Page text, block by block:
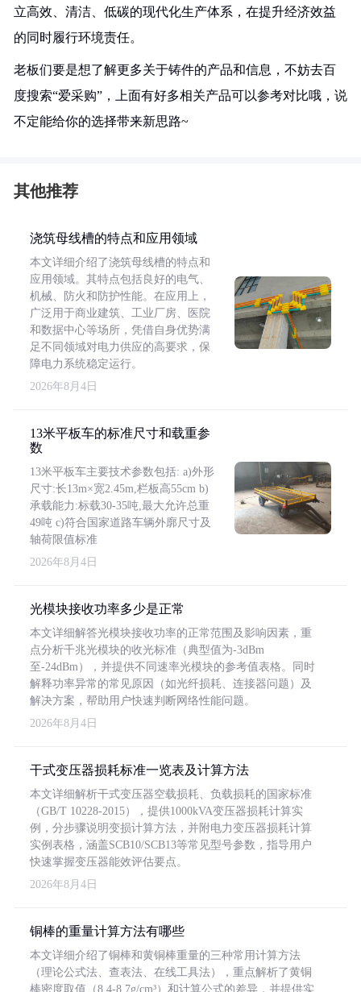
立高效、清洁、低碳的现代化生产体系，在提升经济效益
的同时履行环境责任。
老板们要是想了解更多关于铸件的产品和信息，不妨去百
度搜索“爱采购”，上面有好多相关产品可以参考对比哦，说
不定能给你的选择带来新思路~
其他推荐
浇筑母线槽的特点和应用领域
本文详细介绍了浇筑母线槽的特点和
应用领域。其特点包括良好的电气、
机械、防火和防护性能。在应用上，
广泛用于商业建筑、工业厂房、医院
和数据中心等场所，凭借自身优势满
足不同领域对电力供应的高要求，保
障电力系统稳定运行。
2026年8月4日
13米平板车的标准尺寸和载重参
数
13米平板车主要技术参数包括: a)外形
尺寸:长13m×宽2.45m,栏板高55cm b)
承载能力:标载30-35吨,最大允许总重
49吨 c)符合国家道路车辆外廓尺寸及
轴荷限值标准
2026年8月4日
光模块接收功率多少是正常
本文详细解答光模块接收功率的正常范围及影响因素，重
点分析千兆光模块的收光标准（典型值为-3dBm
至-24dBm），并提供不同速率光模块的参考值表格。同时
解释功率异常的常见原因（如光纤损耗、连接器问题）及
解决方案，帮助用户快速判断网络性能问题。
2026年8月4日
干式变压器损耗标准一览表及计算方法
本文详细解析干式变压器空载损耗、负载损耗的国家标准
（GB/T 10228-2015），提供1000kVA变压器损耗计算实
例，分步骤说明变损计算方法，并附电力变压器损耗计算
实例表格，涵盖SCB10/SCB13等常见型号参数，指导用户
快速掌握变压器能效评估要点。
2026年8月4日
铜棒的重量计算方法有哪些
本文详细介绍了铜棒和黄铜棒重量的三种常用计算方法
（理论公式法、查表法、在线工具法），重点解析了黄铜
棒密度取值（8.4-8.7g/cm³）和计算公式的差异，并提供实